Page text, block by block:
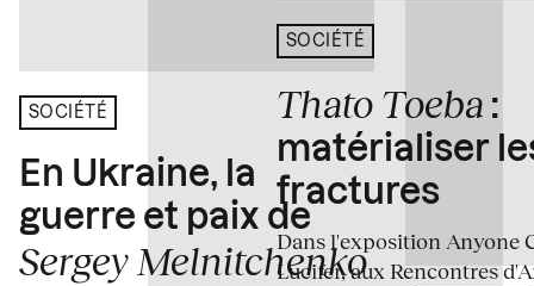
SOCIÉTÉ
En Ukraine, la
guerre et paix de
Sergey Melnitchenko
SOCIÉTÉ
Thato Toeba :
matérialiser
fractures
Dans l'exposition Anyone
Lucifer, aux Rencontres